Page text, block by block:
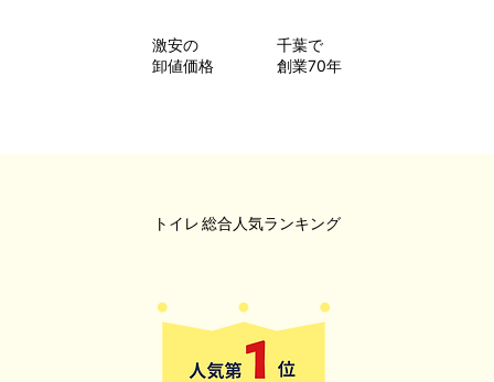
​激安の
卸値価格
千葉で
創業70年
総合人気ランキング
トイレ